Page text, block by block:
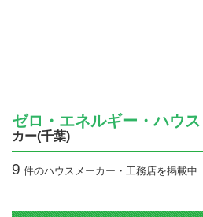
ゼロ・エネルギー・ハウス
カー(千葉)
9 件のハウスメーカー・工務店を掲載中